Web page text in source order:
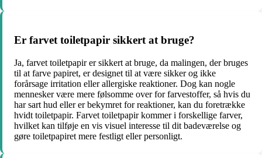
Er farvet toiletpapir sikkert at bruge?
Ja, farvet toiletpapir er sikkert at bruge, da malingen, der bruges
til at farve papiret, er designet til at være sikker og ikke
forårsage irritation eller allergiske reaktioner. Dog kan nogle
mennesker være mere følsomme over for farvestoffer, så hvis du
har sart hud eller er bekymret for reaktioner, kan du foretrække
hvidt toiletpapir. Farvet toiletpapir kommer i forskellige farver,
hvilket kan tilføje en vis visuel interesse til dit badeværelse og
gøre toiletpapiret mere festligt eller personligt.